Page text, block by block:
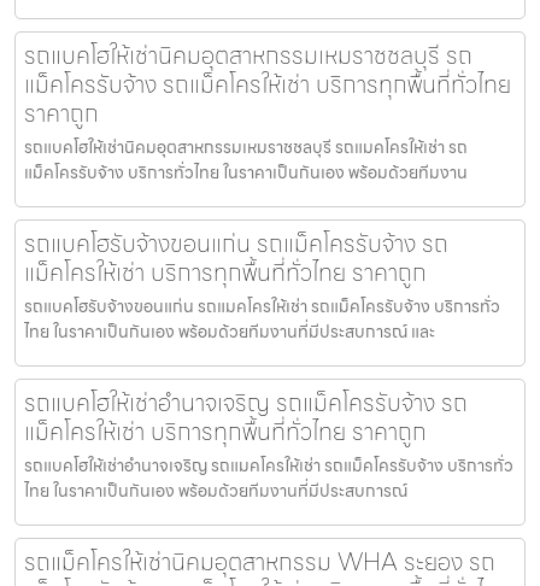
รถแบคโฮให้เช่านิคมอุตสาหกรรมเหมราชชลบุรี รถ
แม็คโครรับจ้าง รถแม็คโครให้เช่า บริการทุกพื้นที่ทั่วไทย
ราคาถูก
รถแบคโฮให้เช่านิคมอุตสาหกรรมเหมราชชลบุรี รถแมคโครให้เช่า รถ
แม็คโครรับจ้าง บริการทั่วไทย ในราคาเป็นกันเอง พร้อมด้วยทีมงาน
รถแบคโฮรับจ้างขอนแก่น รถแม็คโครรับจ้าง รถ
แม็คโครให้เช่า บริการทุกพื้นที่ทั่วไทย ราคาถูก
รถแบคโฮรับจ้างขอนแก่น รถแมคโครให้เช่า รถแม็คโครรับจ้าง บริการทั่ว
ไทย ในราคาเป็นกันเอง พร้อมด้วยทีมงานที่มีประสบการณ์ และ
รถแบคโฮให้เช่าอำนาจเจริญ รถแม็คโครรับจ้าง รถ
แม็คโครให้เช่า บริการทุกพื้นที่ทั่วไทย ราคาถูก
รถแบคโฮให้เช่าอำนาจเจริญ รถแมคโครให้เช่า รถแม็คโครรับจ้าง บริการทั่ว
ไทย ในราคาเป็นกันเอง พร้อมด้วยทีมงานที่มีประสบการณ์
รถแม็คโครให้เช่านิคมอุตสาหกรรม WHA ระยอง รถ